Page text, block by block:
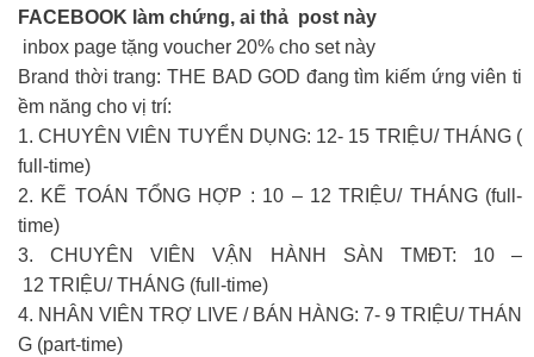
FACEBOOK làm chứng, ai thả post này
inbox page tặng voucher 20% cho set này
Brand thời trang: THE BAD GOD đang tìm kiếm ứng viên ti
ềm năng cho vị trí:
1. CHUYÊN VIÊN TUYỂN DỤNG: 12- 15 TRIỆU/ THÁNG (
full-time)
2. KẾ TOÁN TỔNG HỢP : 10 – 12 TRIỆU/ THÁNG (full-
time)
3. CHUYÊN VIÊN VẬN HÀNH SÀN TMĐT: 10 –
12 TRIỆU/ THÁNG (full-time)
4. NHÂN VIÊN TRỢ LIVE / BÁN HÀNG: 7- 9 TRIỆU/ THÁN
G (part-time)